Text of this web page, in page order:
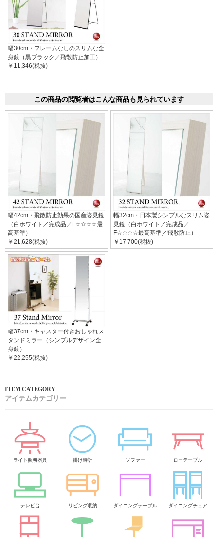
幅30cm・フレームなしのスリムな全
身鏡（黒ブラック／飛散防止加工）
￥11,346(税抜)
この商品の閲覧者はこんな商品も見られています
幅42cm・飛散防止効果の国産姿見鏡
（白ホワイト／完成品／F☆☆☆☆最
高基準）
￥21,628(税抜)
幅32cm・日本製シンプルなスリム姿
見鏡（白ホワイト／完成品／
F☆☆☆☆最高基準／飛散防止）
￥17,700(税抜)
幅37cm・キャスター付きおしゃれス
タンドミラー（シンプルデザイン全
身鏡）
￥22,255(税抜)
アイテムカテゴリー
ライト照明器具 掛け時計 ソファー ローテーブル
テレビ台 リビング収納 ダイニングテーブル ダイニングチェア